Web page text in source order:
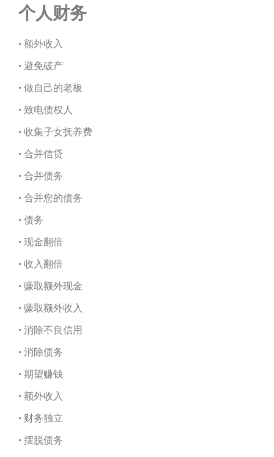
个人财务
• 额外收入
• 避免破产
• 做自己的老板
• 致电债权人
• 收集子女抚养费
• 合并信贷
• 合并债务
• 合并您的债务
• 债务
• 现金翻倍
• 收入翻倍
• 赚取额外现金
• 赚取额外收入
• 消除不良信用
• 消除债务
• 期望赚钱
• 额外收入
• 财务独立
• 摆脱债务